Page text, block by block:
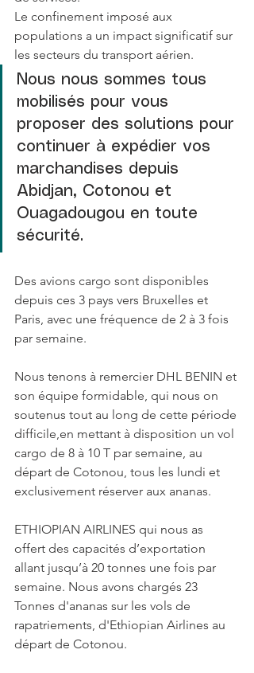
Le confinement imposé aux
populations a un impact significatif sur
les secteurs du transport aérien.
Nous nous sommes tous
mobilisés pour vous
proposer des solutions pour
continuer à expédier vos
marchandises depuis
Abidjan, Cotonou et
Ouagadougou en toute
sécurité.
Des avions cargo sont disponibles
depuis ces 3 pays vers Bruxelles et
Paris, avec une fréquence de 2 à 3 fois
par semaine.
Nous tenons à remercier DHL BENIN et
son équipe formidable, qui nous on
soutenus tout au long de cette période
difficile,en mettant à disposition un vol
cargo de 8 à 10 T par semaine, au
départ de Cotonou, tous les lundi et
exclusivement réserver aux ananas.
ETHIOPIAN AIRLINES qui nous as
offert des capacités d’exportation
allant jusqu’à 20 tonnes une fois par
semaine. Nous avons chargés 23
Tonnes d'ananas sur les vols de
rapatriements, d'Ethiopian Airlines au
départ de Cotonou.